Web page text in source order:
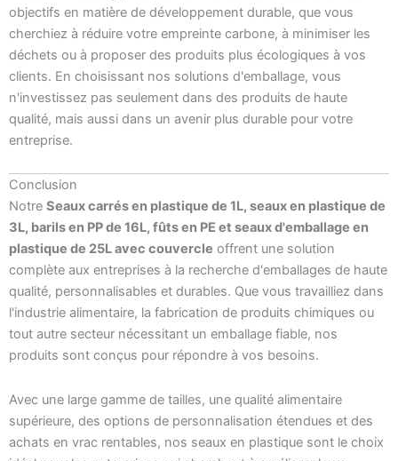
objectifs en matière de développement durable, que vous
cherchiez à réduire votre empreinte carbone, à minimiser les
déchets ou à proposer des produits plus écologiques à vos
clients. En choisissant nos solutions d'emballage, vous
n'investissez pas seulement dans des produits de haute
qualité, mais aussi dans un avenir plus durable pour votre
entreprise.
Conclusion
Notre Seaux carrés en plastique de 1L, seaux en plastique de
3L, barils en PP de 16L, fûts en PE et seaux d'emballage en
plastique de 25L avec couvercle offrent une solution
complète aux entreprises à la recherche d'emballages de haute
qualité, personnalisables et durables. Que vous travailliez dans
l'industrie alimentaire, la fabrication de produits chimiques ou
tout autre secteur nécessitant un emballage fiable, nos
produits sont conçus pour répondre à vos besoins.
Avec une large gamme de tailles, une qualité alimentaire
supérieure, des options de personnalisation étendues et des
achats en vrac rentables, nos seaux en plastique sont le choix